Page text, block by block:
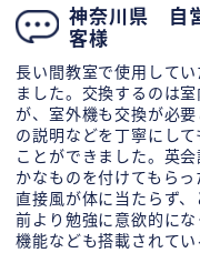
神奈川県 自
客様
長い間教室で使用して
ました。交換するのは
が、室外機も交換が必
の説明などを丁寧にし
ことができました。英
かなものを付けてもら
直接風が体に当たらず
前より勉強に意欲的に
機能なども搭載されてい